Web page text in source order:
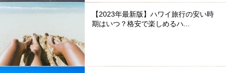
【2023年最新版】ハワイ旅行の安い時
期はいつ？格安で楽しめるハ...